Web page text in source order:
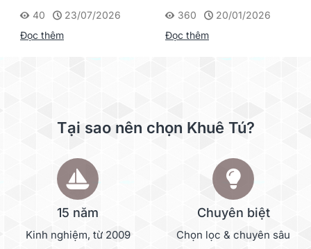
Supvan G15M Pro
40
23/07/2026
Đọc thêm
360
20/01/2026
Đọc thêm
Tại sao nên chọn Khuê Tú?
15 năm
Kinh nghiệm, từ 2009
Chuyên biệt
Chọn lọc & chuyên sâu